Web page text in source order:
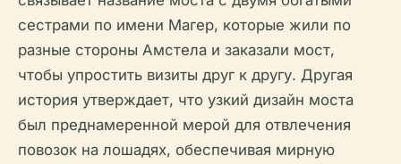
сестрами по имени Магер, которые жили по
разные стороны Амстела и заказали мост,
чтобы упростить визиты друг к другу. Другая
история утверждает, что узкий дизайн моста
был преднамеренной мерой для отвлечения
повозок на лошадях, обеспечивая мирную